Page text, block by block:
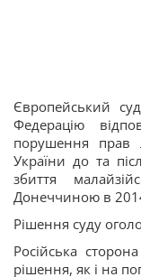
Європейський
Федерацію
порушення прав
України до та
збиття
Донеччиною в
Рішення суду
Російська
рішення, як і на